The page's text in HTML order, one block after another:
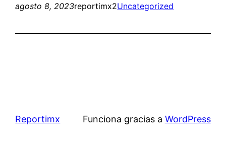
agosto 8, 2023reportimx2Uncategorized
Reportimx Funciona gracias a WordPress